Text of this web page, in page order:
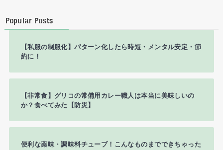
Popular Posts
【私服の制服化】パターン化したら時短・メンタル安定・節
約に！
【非常食】グリコの常備用カレー職人は本当に美味しいの
か？食べてみた【防災】
便利な薬味・調味料チューブ！こんなものまでできちゃった